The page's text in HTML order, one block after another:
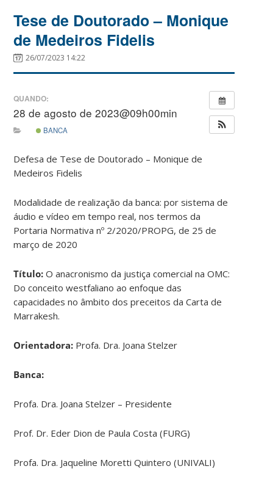
Tese de Doutorado – Monique
de Medeiros Fidelis
26/07/2023 14:22
QUANDO:
28 de agosto de 2023@09h00min
BANCA
Defesa de Tese de Doutorado – Monique de
Medeiros Fidelis
Modalidade de realização da banca: por sistema de
áudio e vídeo em tempo real, nos termos da
Portaria Normativa nº 2/2020/PROPG, de 25 de
março de 2020
Título:O anacronismo da justiça comercial na OMC:
Do conceito westfaliano ao enfoque das
capacidades no âmbito dos preceitos da Carta de
Marrakesh.
Orientadora: Profa. Dra. Joana Stelzer
Banca:
Profa. Dra. Joana Stelzer – Presidente
Prof. Dr. Eder Dion de Paula Costa (FURG)
Profa. Dra. Jaqueline Moretti Quintero (UNIVALI)